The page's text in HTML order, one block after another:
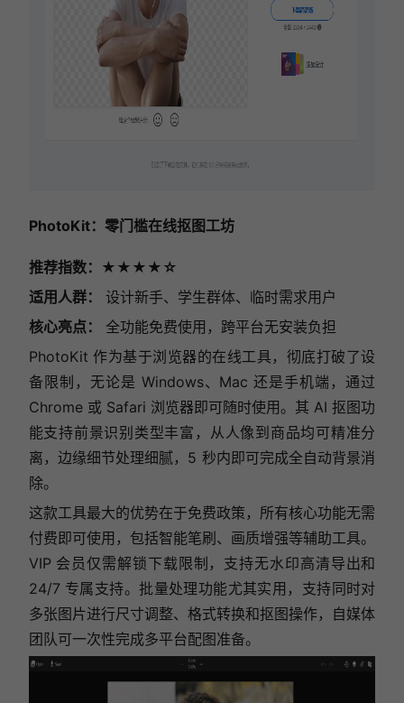
PhotoKit：零门槛在线抠图工坊
推荐指数：★★★★☆
适用人群：
设计新手、学生群体、临时需求用户
核心亮点：
全功能免费使用，跨平台无安装负担
PhotoKit 作为基于浏览器的在线工具，彻底打破了设
备限制，无论是 Windows、Mac 还是手机端，通过
Chrome 或 Safari 浏览器即可随时使用。其 AI 抠图功
能支持前景识别类型丰富，从人像到商品均可精准分
离，边缘细节处理细腻，5 秒内即可完成全自动背景消
除。
这款工具最大的优势在于免费政策，所有核心功能无需
付费即可使用，包括智能笔刷、画质增强等辅助工具。
VIP 会员仅需解锁下载限制，支持无水印高清导出和
24/7 专属支持。批量处理功能尤其实用，支持同时对
多张图片进行尺寸调整、格式转换和抠图操作，自媒体
团队可一次性完成多平台配图准备。